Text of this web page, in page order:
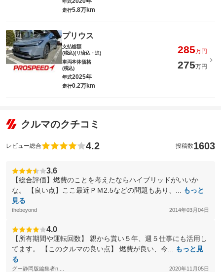
走行5.8万km
プリウス
支払総額
(税込)(リ済込・追)
285万円
車両本体価格
(税込)
275万円
年式2025年
走行0.2万km
クルマのクチコミ
レビュー総合 4.2 投稿数1603
3.6
【総合評価】燃費のことを考えたならハイブリッドがいいか
な。 【良い点】ここ最近ＰＭ2.5などの問題もあり、...
もっと
見る
thebeyond 2014年03月04日
4.0
【所有期間や運転回数】 親から貰い５年、週５仕事にも活用し
てます。 【このクルマの良い点】 燃費が良い、今...
もっと見
る
グー静岡版編集者n.... 2020年11月05日